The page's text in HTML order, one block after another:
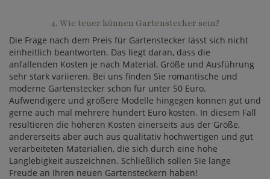
4. Wie teuer können Gartenstecker sein?
Die Frage nach dem Preis für Gartenstecker lässt sich nicht
einheitlich beantworten. Das liegt daran, dass die
anfallenden Kosten je nach Material, Größe und Ausführung
sehr stark variieren. Bei uns finden Sie romantische und
moderne Gartenstecker schon für unter 50 Euro.
Aufwendigere und größere Modelle hingegen können gut und
gerne auch mal mehrere hundert Euro kosten. In diesem Fall
resultieren die höheren Kosten einerseits aus der Größe,
andererseits aber auch aus qualitativ hochwertigen und gut
verarbeiteten Materialien, die sich durch eine hohe
Langlebigkeit auszeichnen. Schließlich sollen Sie lange
Freude an Ihren neuen Gartensteckern haben!